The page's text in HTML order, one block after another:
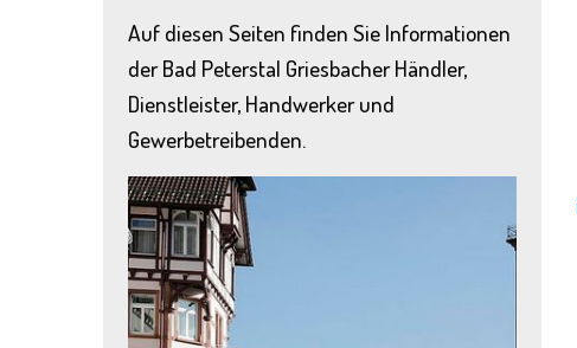
Auf diesen Seiten finden Sie Informationen
der Bad Peterstal Griesbacher Händler,
Dienstleister, Handwerker und
Gewerbetreibenden.